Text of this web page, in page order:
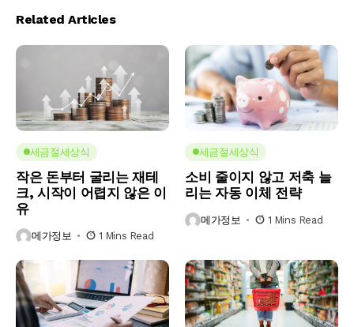
Related Articles
세금절세상식
작은 돈부터 굴리는 재테
크, 시작이 어렵지 않은 이
유
메가정보 1 Mins Read
세금절세상식
소비 줄이지 않고 저축 늘
리는 자동 이체 전략
메가정보 1 Mins Read